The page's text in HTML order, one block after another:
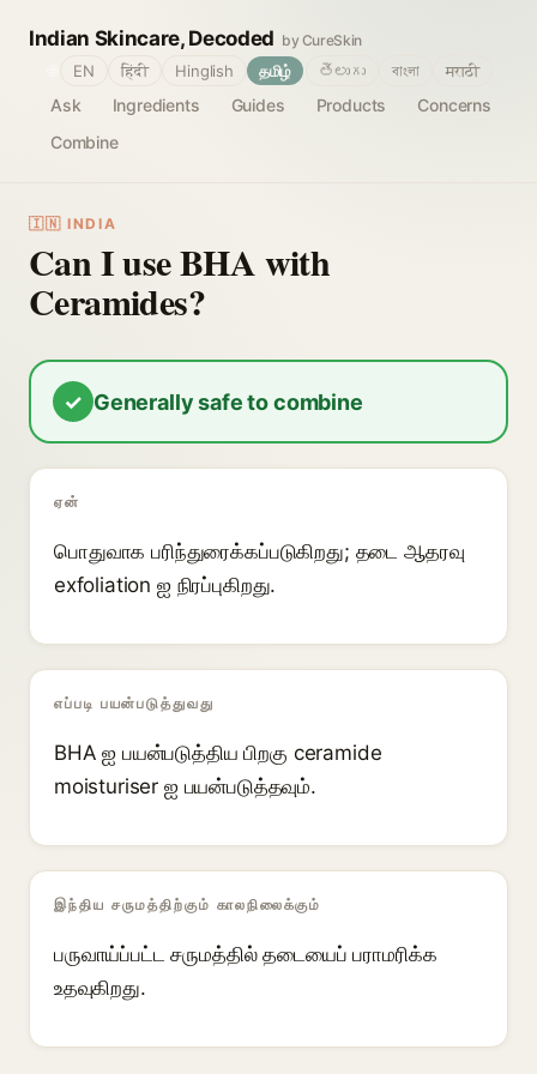
Indian Skincare, Decoded by CureSkin
Ask Ingredients Guides Products
Concerns
Combine
EN हिंदी Hinglish தமிழ் తెలుగు বাংলা मराठी
🇮🇳 INDIA
Can I use BHA with
Ceramides?
✓ Generally safe to combine
ஏன்
பொதுவாக பரிந்துரைக்கப்படுகிறது; தடை ஆதரவு
exfoliation ஐ நிரப்புகிறது.
எப்படி பயன்படுத்துவது
BHA ஐ பயன்படுத்திய பிறகு ceramide
moisturiser ஐ பயன்படுத்தவும்.
இந்திய சருமத்திற்கும் காலநிலைக்கும்
பருவாய்ப்பட்ட சருமத்தில் தடையைப் பராமரிக்க
உதவுகிறது.